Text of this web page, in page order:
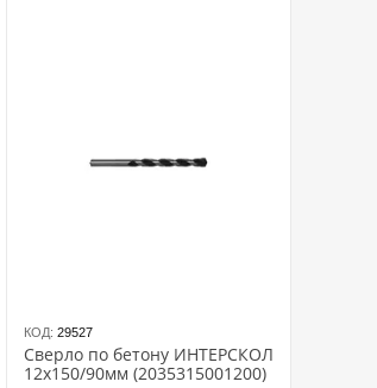
КОД: 29527
Сверло по бетону ИНТЕРСКОЛ
12х150/90мм (2035315001200)